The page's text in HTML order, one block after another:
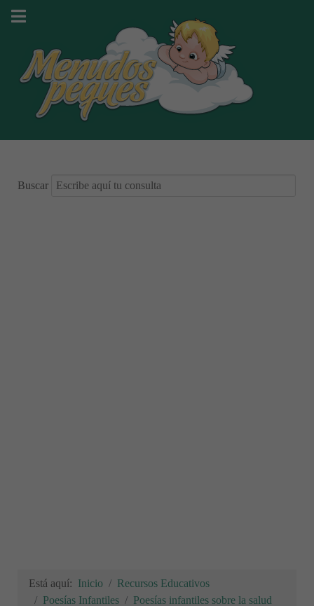
Buscar
Está aquí: Inicio
Recursos Educativos
Poesías Infantiles
Poesías infantiles sobre la salud